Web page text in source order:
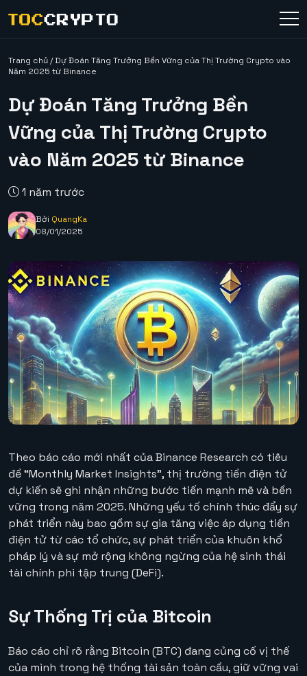
Trang chủ/Dự Đoán Tăng Trưởng Bền Vững của Thị Trường Crypto vào
Năm 2025 từ Binance
Dự Đoán Tăng Trưởng Bền
Vững của Thị Trường Crypto
vào Năm 2025 từ Binance
1 năm trước
Bởi QuangKa
08/01/2025
Theo báo cáo mới nhất của Binance Research có tiêu
đề “Monthly Market Insights”, thị trường tiền điện tử
dự kiến sẽ ghi nhận những bước tiến mạnh mẽ và bền
vững trong năm 2025. Những yếu tố chính thúc đẩy sự
phát triển này bao gồm sự gia tăng việc áp dụng tiền
điện tử từ các tổ chức, sự phát triển của khuôn khổ
pháp lý và sự mở rộng không ngừng của hệ sinh thái
tài chính phi tập trung (DeFi).
Sự Thống Trị của Bitcoin
Báo cáo chỉ rõ rằng Bitcoin (BTC) đang củng cố vị thế
của mình trong hệ thống tài sản toàn cầu, giữ vững vai